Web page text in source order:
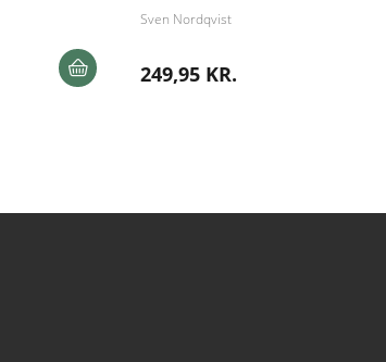
Sven Nordqvist
249,95 KR.